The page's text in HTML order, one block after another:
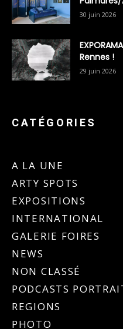
30 juin 2026
Rennes !
29 juin 2026
CATÉGORIES
A LA UNE
ARTY SPOTS
EXPOSITIONS
INTERNATIONAL
GALERIE FOIRES
NEWS
NON CLASSÉ
PODCASTS
REGIONS
PHOTO